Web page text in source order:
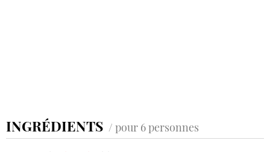
INGRÉDIENTS / pour 6 personnes